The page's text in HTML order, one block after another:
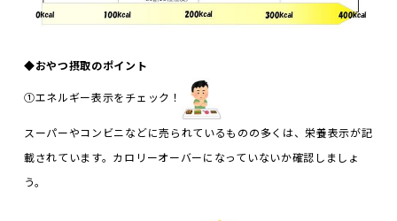
◆おやつ摂取のポイント
①エネルギー表示をチェック！
スーパーやコンビニなどに売られているものの多くは、栄養表示が記
載されています。カロリーオーバーになっていないか確認しましょ
う。